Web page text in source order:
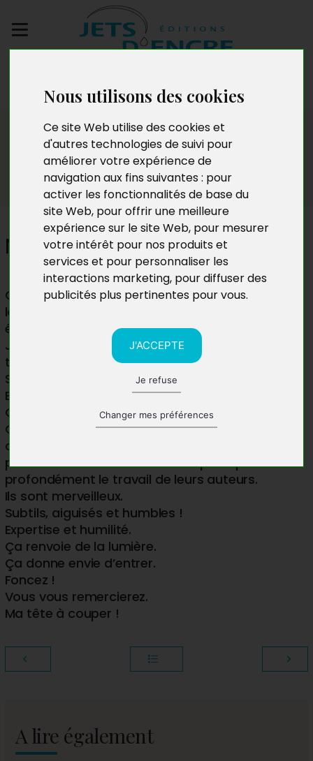
Nous utilisons des cookies
Ce site Web utilise des cookies et
d'autres technologies de suivi pour
améliorer votre expérience de
navigation aux fins suivantes : pour
activer les fonctionnalités de base du
site Web, pour offrir une meilleure
expérience sur le site Web, pour mesurer
votre intérêt pour nos produits et
services et pour personnaliser les
interactions marketing, pour diffuser des
publicités plus pertinentes pour vous.
J'ACCEPTE
Je refuse
Changer mes préférences
manuscrit
Témoignages
Nathalie Van Mosnenck
Comment séparer le bon grain de l’ivraie
lorsqu’on recherche une maison d’édition en
étant néophyte en la matière ?
J’y suis allée un peu à tâtons et ai fini par
trancher :
Suivre mon intuition !
Bien m’en a pris.
Quelle équipe!
Gentillesse, conseils pertinents, rigueur
chirurgicale quant aux délais annoncés. Des
professionnels de haut niveau qui respectent
profondément le travail de leurs auteurs.
Ils sont merveilleux.
Subtils, aiguisés et humbles !
Expertise et humilité.
Ça renvoie de la lumière.
Ça donne envie d’entrer.
Foncez !
Vous vous remercierez.
Ma tête à couper !
A lire également